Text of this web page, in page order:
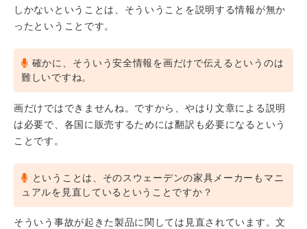
しかないということは、そういうことを説明する情報が無か
ったということです。
確かに、そういう安全情報を画だけで伝えるというのは
難しいですね。
画だけではできませんね。ですから、やはり文章による説明
は必要で、各国に販売するためには翻訳も必要になるという
ことです。
ということは、そのスウェーデンの家具メーカーもマニ
ュアルを見直しているということですか？
そういう事故が起きた製品に関しては見直されています。文